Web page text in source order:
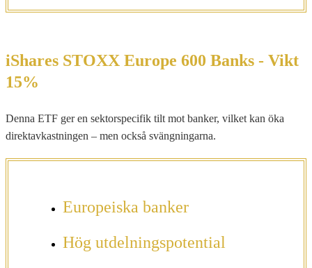
iShares STOXX Europe 600 Banks - Vikt
15%
Denna ETF ger en sektorspecifik tilt mot banker, vilket kan öka
direktavkastningen – men också svängningarna.
Europeiska banker
Hög utdelningspotential